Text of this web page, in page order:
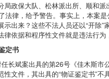
政保大队、松林派出所、顺和
法律，给予警告。事实上，本案
出来？这些不法人员还以“开
依据和程序性文件就是违法行为
定书
长斌案出具的第26号《佳木斯
文件，其出具的“物证鉴定书”